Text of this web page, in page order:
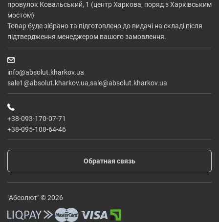
провулок Ковальський, 1 (центр Харкова, поряд з Харківським
мостом)
Товар буде зібрано та підготовлено до видачі на складі після
підтвердження менеджером вашого замовлення.
info@absolut.kharkov.ua
sale1@absolut.kharkov.ua,sale@absolut.kharkov.ua
+38-093-170-07-71
+38-095-108-64-46
Обратная связь
"Абсолют" © 2026